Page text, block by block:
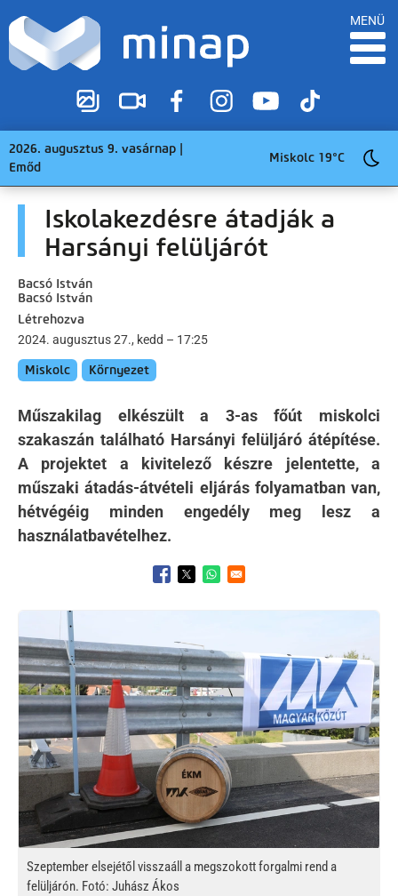
MENÜ
2026. augusztus 9. vasárnap |
Emőd
Miskolc 19°C
Iskolakezdésre átadják a
Harsányi felüljárót
Bacsó István
Bacsó István
Létrehozva
2024. augusztus 27., kedd – 17:25
Miskolc Környezet
Műszakilag elkészült a 3-as főút miskolci
szakaszán található Harsányi felüljáró átépítése.
A projektet a kivitelező készre jelentette, a
műszaki átadás-átvételi eljárás folyamatban van,
hétvégéig minden engedély meg lesz a
használatbavételhez.
Opens in a new window
Opens in a new window
Opens in a new window
Szeptember elsejétől visszaáll a megszokott forgalmi rend a
felüljárón. Fotó: Juhász Ákos